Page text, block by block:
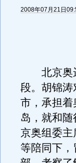
2008年07月21日
北京奥运
段。胡锦
市，承担
岛，就和
京奥组委
等陪同下